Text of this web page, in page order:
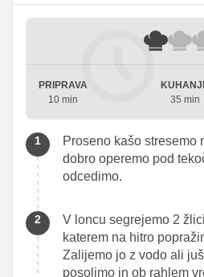
PRIPRAVA
10 min
35 min
Proseno kašo stresemo
dobro operemo pod
odcedimo.
V loncu segrejemo 2
katerem na hitro
Zalijemo jo z vodo ali
posolimo in ob rahlem